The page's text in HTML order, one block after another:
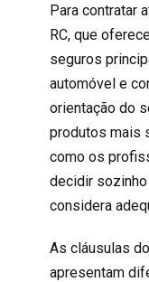
Para contratar
RC, que
seguros
automóvel e
orientação do
produtos mais
como os
decidir
considera
As cláusulas
apresentam